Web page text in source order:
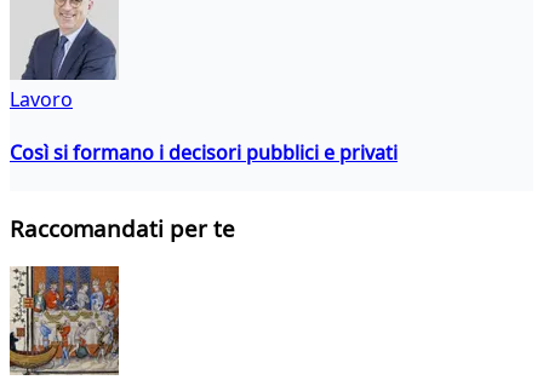
Lavoro
Così si formano i decisori pubblici e privati
Raccomandati per te